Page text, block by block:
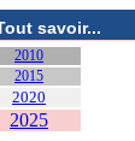
savoir...
2010
2015
2020
2025